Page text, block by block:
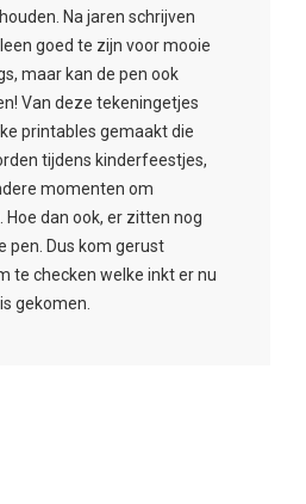
Na jaren schrijven
goed te zijn voor mooie
maar kan de pen ook
Van deze tekeningetjes
printables gemaakt die
tijdens kinderfeestjes,
momenten om
Hoe dan ook, er zitten nog
pen. Dus kom gerust
te checken welke inkt er nu
gekomen.